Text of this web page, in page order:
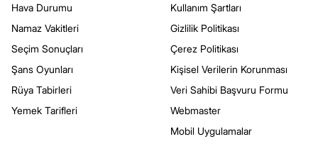
Hava Durumu
Namaz Vakitleri
Seçim Sonuçları
Şans Oyunları
Rüya Tabirleri
Yemek Tarifleri
Kullanım Şartları
Gizlilik Politikası
Çerez Politikası
Kişisel Verilerin Korunması
Veri Sahibi Başvuru Formu
Webmaster
Mobil Uygulamalar